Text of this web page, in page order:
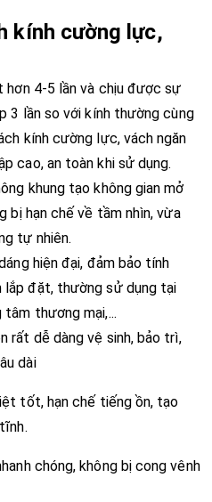
kính cường lực,
4-5 lần và chịu được sự
3 lần so với kính thường cùng
kính cường lực, vách ngăn
cao, an toàn khi sử dụng.
khung tạo không gian mở
bị hạn chế về tầm nhìn, vừa
tự nhiên.
hiện đại, đảm bảo tính
lắp đặt, thường sử dụng tại
thương mại,...
rất dễ dàng vệ sinh, bảo trì,
dài
tốt, hạn chế tiếng ồn, tạo
chóng, không bị cong vênh